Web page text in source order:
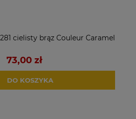
cielisty brąz Couleur Caramel
73,00 zł
DO KOSZYKA